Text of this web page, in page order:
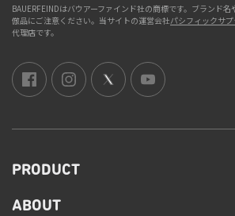
BAUERFEINDはバウアーファインド社の商標です。ブランド
倣品にご注意ください。当サイトの運営会社パシフィックサプ
代理店です。
PRODUCT
ABOUT